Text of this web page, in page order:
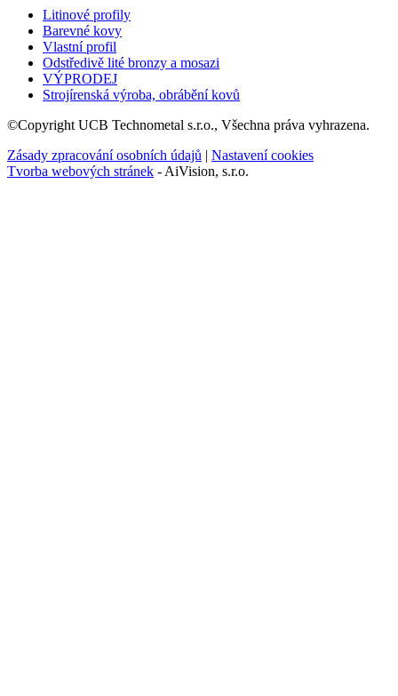
Litinové profily
Barevné kovy
Vlastní profil
Odstředivě lité bronzy a mosazi
VÝPRODEJ
Strojírenská výroba, obrábění kovů
©Copyright UCB Technometal s.r.o., Všechna práva vyhrazena.
Zásady zpracování osobních údajů | Nastavení cookies
Tvorba webových stránek - AiVision, s.r.o.